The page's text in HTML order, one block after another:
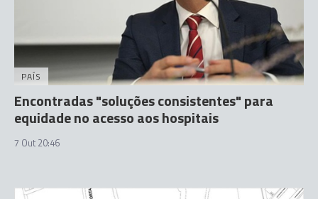
PAÍS
Encontradas "soluções consistentes" para
equidade no acesso aos hospitais
7 Out 20:46